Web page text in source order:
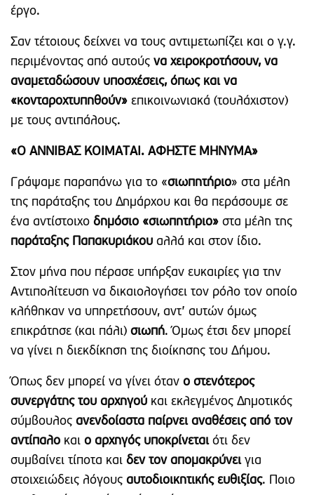
έργο.
Σαν τέτοιους δείχνει να τους αντιμετωπίζει και ο γ.γ.
περιμένοντας από αυτούςνα χειροκροτήσουν, να
αναμεταδώσουν υποσχέσεις, όπως και να
«κονταροχτυπηθούν» επικοινωνιακά (τουλάχιστον)
με τους αντιπάλους.
«Ο ΑΝΝΙΒΑΣ ΚΟΙΜΑΤΑΙ. ΑΦΗΣΤΕ ΜΗΝΥΜΑ»
Γράψαμε παραπάνω για το «σιωπητήριο» στα μέλη
της παράταξης του Δημάρχου και θα περάσουμε σε
ένα αντίστοιχοδημόσιο «σιωπητήριο» στα μέλη της
παράταξης Παπακυριάκου αλλά και στον ίδιο.
Στον μήνα που πέρασε υπήρξαν ευκαιρίες για την
Αντιπολίτευση να δικαιολογήσει τον ρόλο τον οποίο
κλήθηκαν να υπηρετήσουν, αντ’ αυτών όμως
επικράτησε (και πάλι)σιωπή. Όμως έτσι δεν μπορεί
να γίνει η διεκδίκηση της διοίκησης του Δήμου.
Όπως δεν μπορεί να γίνει ότανο στενότερος
συνεργάτης του αρχηγού και εκλεγμένος Δημοτικός
σύμβουλοςανενδοίαστα παίρνει αναθέσεις από τον
αντίπαλο και ο αρχηγός υποκρίνεταιότι δεν
συμβαίνει τίποτα καιδεν τον απομακρύνειγια
στοιχειώδεις λόγους αυτοδιοικητικής ευθιξίας. Ποιο